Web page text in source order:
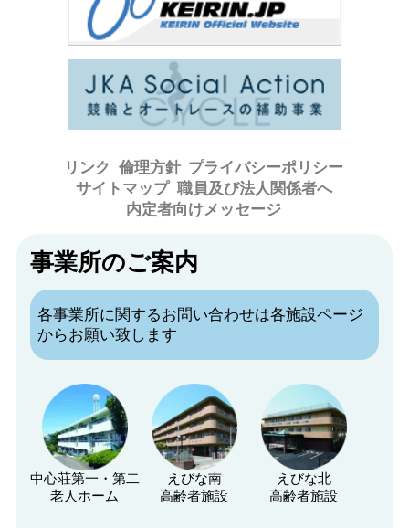
リンク 倫理方針 プライバシーポリシー
サイトマップ 職員及び法人関係者へ
内定者向けメッセージ
事業所のご案内
各事業所に関するお問い合わせは各施設ページ
からお願い致します
中心荘第一・第二
老人ホーム
えびな南
高齢者施設
えびな北
高齢者施設